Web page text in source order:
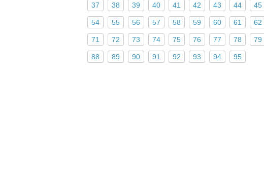
37 38 39 40 41 42 43 44 45
54 55 56 57 58 59 60 61 62
71 72 73 74 75 76 77 78 79
88 89 90 91 92 93 94 95